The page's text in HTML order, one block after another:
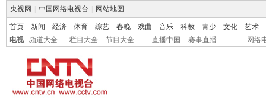
央视网 中国网络电视台 网站地图
首页 新闻 经济 体育 综艺 春晚 戏曲 音乐 科教 青少 文化
艺术
电视
频道大全 栏目大全 节目大全 直播中国 赛事直播 网络